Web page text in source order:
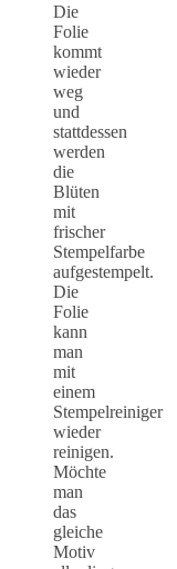
Die
Folie
kommt
wieder
weg
und
stattdessen
werden
die
Blüten
mit
frischer
Stempelfarbe
aufgestempelt.
Die
Folie
kann
man
mit
einem
Stempelreiniger
wieder
reinigen.
Möchte
man
das
gleiche
Motiv